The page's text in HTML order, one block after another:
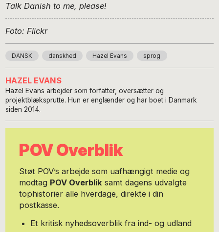
Talk Danish to me, please!
Foto: Flickr
DANSK danskhed Hazel Evans sprog
HAZEL EVANS
Hazel Evans arbejder som forfatter, oversætter og
projektblæksprutte. Hun er englænder og har boet i Danmark
siden 2014.
POV Overblik
Støt POV’s arbejde som uafhængigt medie og
modtag POV Overblik samt dagens udvalgte
tophistorier alle hverdage, direkte i din
postkasse.
Et kritisk nyhedsoverblik fra ind- og udland